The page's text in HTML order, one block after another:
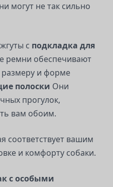
могут не так сильно
с подкладка для
ремни обеспечивают
и форме
полоски Они
прогулок,
вам обоим.
соответствует вашим
и комфорту собаки.
с особыми